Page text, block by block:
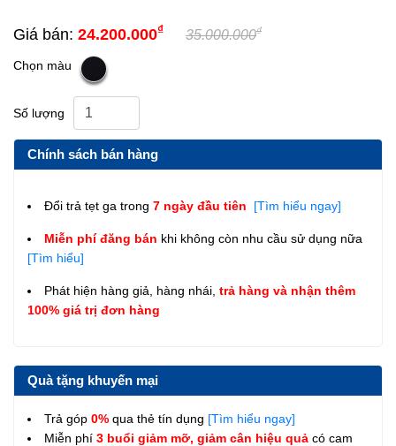
Giá bán: 24.200.000₫ 35.000.000₫
Chọn màu
Số lượng
Chính sách bán hàng
Đổi trả tẹt ga trong 7 ngày đầu tiên [Tìm hiểu ngay]
Miễn phí đăng bán khi không còn nhu cầu sử dụng nữa
[Tìm hiểu]
Phát hiện hàng giả, hàng nhái, trả hàng và nhận thêm
100% giá trị đơn hàng
Quà tặng khuyến mại
Trả góp 0% qua thẻ tín dụng [Tìm hiểu ngay]
Miễn phí 3 buổi giảm mỡ, giảm cân hiệu quả có cam